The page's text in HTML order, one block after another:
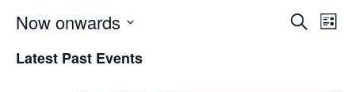
Search
List
Now onwards
date.
Latest Past Events